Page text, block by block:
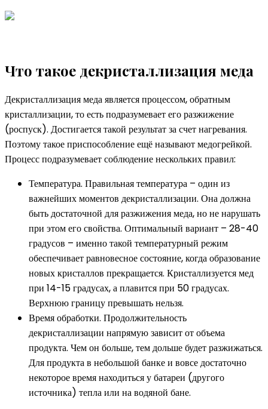
Что такое декристаллизация меда
Декристаллизация меда является процессом, обратным
кристаллизации, то есть подразумевает его разжижение
(роспуск). Достигается такой результат за счет нагревания.
Поэтому такое приспособление ещё называют медогрейкой.
Процесс подразумевает соблюдение нескольких правил:
Температура. Правильная температура – один из
важнейших моментов декристаллизации. Она должна
быть достаточной для разжижения меда, но не нарушать
при этом его свойства. Оптимальный вариант – 28-40
градусов – именно такой температурный режим
обеспечивает равновесное состояние, когда образование
новых кристаллов прекращается. Кристаллизуется мед
при 14-15 градусах, а плавится при 50 градусах.
Верхнюю границу превышать нельзя.
Время обработки. Продолжительность
декристаллизации напрямую зависит от объема
продукта. Чем он больше, тем дольше будет разжижаться.
Для продукта в небольшой банке и вовсе достаточно
некоторое время находиться у батареи (другого
источника) тепла или на водяной бане.